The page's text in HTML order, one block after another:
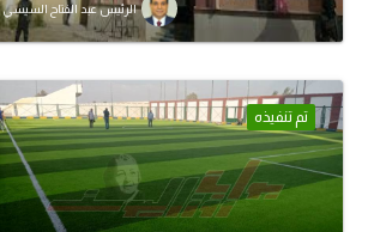
الرئيس عبد الفتاح السيسي
تم تنفيذه